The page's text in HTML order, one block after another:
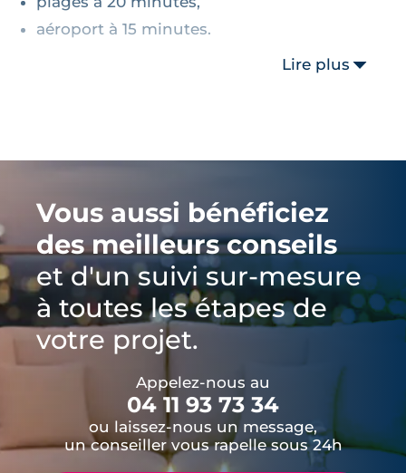
aéroport à 15 minutes.
Lire plus
Vous aussi bénéficiez
des meilleurs conseils
et d'un suivi sur-mesure
à toutes les étapes de
votre projet.
Appelez-nous au
04 11 93 73 34
ou laissez-nous un message,
un conseiller vous rapelle sous 24h